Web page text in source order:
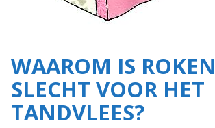
WAAROM IS ROKEN
SLECHT VOOR HET
TANDVLEES?